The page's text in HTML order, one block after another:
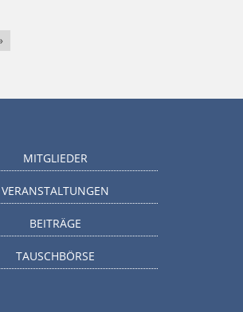
MITGLIEDER
VERANSTALTUNGEN
BEITRÄGE
TAUSCHBÖRSE